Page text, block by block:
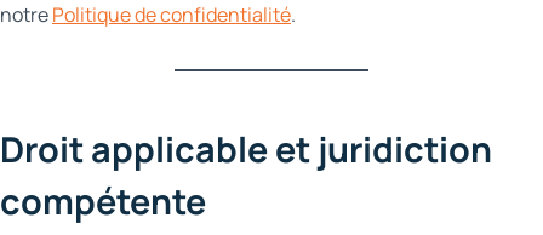
notrePolitique de confidentialité.
Droit applicable et juridiction
compétente